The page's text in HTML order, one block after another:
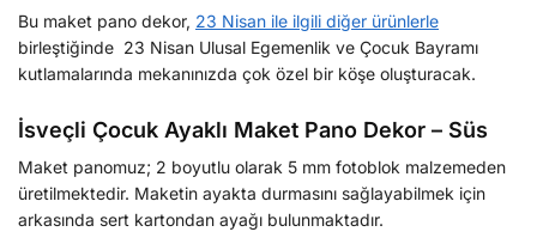
Bu maket pano dekor, 23 Nisan ile ilgili diğer ürünlerle
birleştiğinde 23 Nisan Ulusal Egemenlik ve Çocuk Bayramı
kutlamalarında mekanınızda çok özel bir köşe oluşturacak.
İsveçli Çocuk Ayaklı Maket Pano Dekor – Süs
Maket panomuz; 2 boyutlu olarak 5 mm fotoblok malzemeden
üretilmektedir. Maketin ayakta durmasını sağlayabilmek için
arkasında sert kartondan ayağı bulunmaktadır.